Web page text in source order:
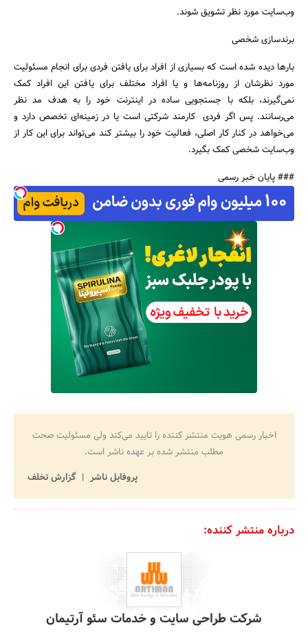
وب‌سایت مورد نظر تشویق شوند.
برندسازی شخصی
بارها دیده شده است که بسیاری از افراد برای یافتن فردی برای انجام مسئولیت
مورد نظرشان از روزنامه‌ها و یا افراد مختلف برای یافتن این افراد کمک
نمی‌گیرند، بلکه با جستجویی ساده در اینترنت خود را به هدف مد نظر
می‌رسانند. پس اگر فردی کارمند شرکتی است یا در زمینه‌ای تخصص دارد و
می‌خواهد در کنار کار اصلی، فعالیت خود را بیشتر کند می‌تواند برای این کار از
وب‌سایت شخصی کمک بگیرد.
### پایان خبر رسمی
اخبار رسمی هویت منتشر کننده را تایید می‌کند ولی مسئولیت صحت
مطلب منتشر شده بر عهده ناشر است.
پروفایل ناشر
گزارش تخلف
درباره منتشر کننده:
شرکت طراحی سایت و خدمات سئو آرتیمان